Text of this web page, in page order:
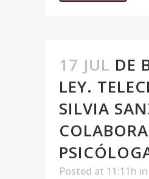
17 JUL DE
LEY.
SILVIA
Posted at 11:11h in